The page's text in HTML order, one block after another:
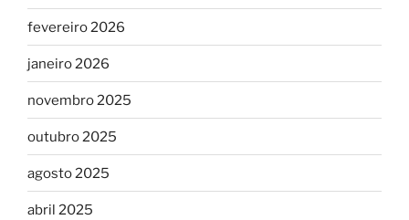
fevereiro 2026
janeiro 2026
novembro 2025
outubro 2025
agosto 2025
abril 2025